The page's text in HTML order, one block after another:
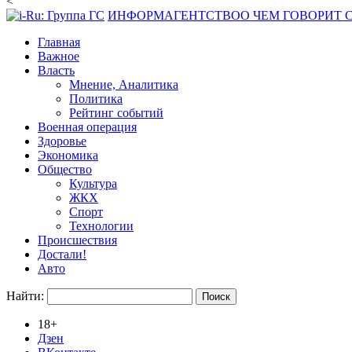
ИНФОРМАГЕНТСТВОО ЧЕМ ГОВОРИТ
Главная
Важное
Власть
Мнение, Аналитика
Политика
Рейтинг событий
Военная операция
Здоровье
Экономика
Общество
Культура
ЖКХ
Спорт
Технологии
Происшествия
Достали!
Авто
Найти:
18+
Дзен